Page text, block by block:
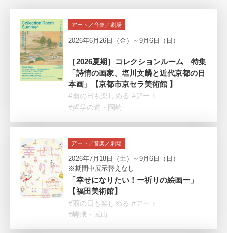
アート／音楽／劇場
2026年6月26日（金）～9月6日（日）
［2026夏期］コレクションルーム 特集
「詩情の画家、塩川文麟と近代京都の日
本画」【京都市京セラ美術館 】
#雨の日も楽しめる #アート
#哲学の道・岡崎
アート／音楽／劇場
2026年7月18日（土）～9月6日（日）
※期間中展示替えなし
「幸せになりたい！ー祈りの絵画ー」
【福田美術館】
#雨の日も楽しめる #アート
#嵯峨・嵐山